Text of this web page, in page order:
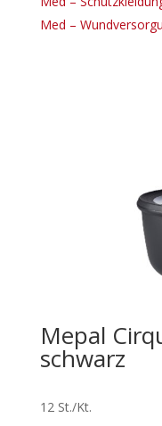
Med –
Mepal
schwarz
12 St./Kt.